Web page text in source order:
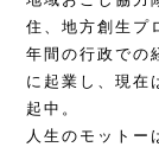
住、地方創生プ
年間の行政での
に起業し、現在
起中。
人生のモットー